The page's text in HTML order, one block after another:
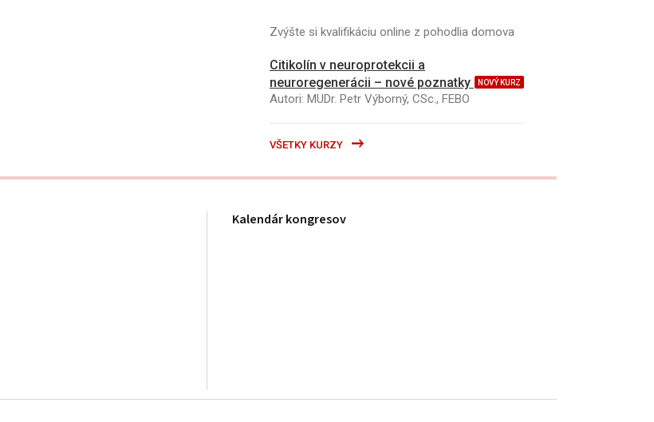
Zvýšte si kvalifikáciu online z pohodlia domova
Citikolín v neuroprotekcii a
neuroregenerácii – nové poznatky
NOVÝ KURZ
Autori: MUDr. Petr Výborný, CSc., FEBO
VŠETKY KURZY
Kalendár kongresov